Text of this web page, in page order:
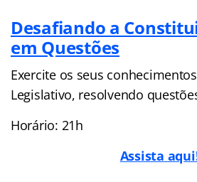
Desafiando a
em Questões
Exercite os seus
Legislativo, resolvendo
Horário: 21h
Assista